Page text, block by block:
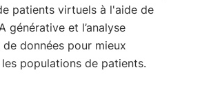
patients virtuels à l'aide de
générative et l’analyse
données pour mieux
populations de patients.